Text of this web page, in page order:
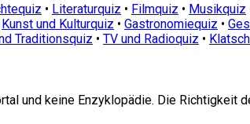
• Literaturquiz • Filmquiz • Musikquiz
Kunst und Kulturquiz • Gastronomiequiz •
Traditionsquiz • TV und Radioquiz •
und keine Enzyklopädie. Die Richtigkeit